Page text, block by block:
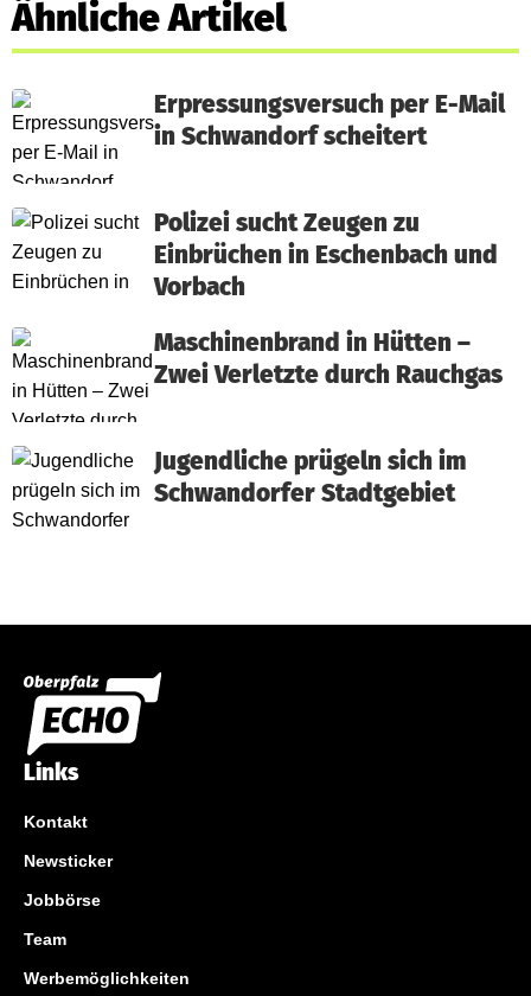
Ähnliche Artikel
Erpressungsversuch per E-Mail
in Schwandorf scheitert
Polizei sucht Zeugen zu
Einbrüchen in Eschenbach und
Vorbach
Maschinenbrand in Hütten –
Zwei Verletzte durch Rauchgas
Jugendliche prügeln sich im
Schwandorfer Stadtgebiet
Links
Kontakt
Newsticker
Jobbörse
Team
Werbemöglichkeiten